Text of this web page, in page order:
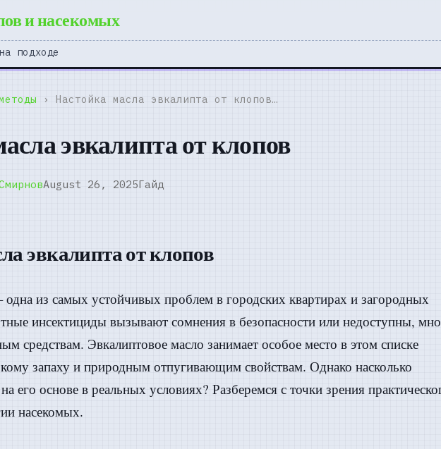
и насекомых
подходе
› Настойка масла эвкалипта от клопов…
эвкалипта от клопов
August 26, 2025Гайд
эвкалипта от клопов
из самых устойчивых проблем в городских квартирах и загородных
инсектициды вызывают сомнения в безопасности или недоступны,
средствам. Эвкалиптовое масло занимает особое место в этом списке
запаху и природным отпугивающим свойствам. Однако насколько
его основе в реальных условиях? Разберемся с точки зрения
насекомых.